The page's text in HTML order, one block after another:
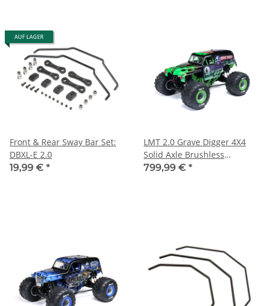
AUF LAGER
Front & Rear Sway Bar Set:
DBXL-E 2.0
19,99 € *
LMT 2.0 Grave Digger 4X4
Solid Axle Brushless
Monster Truck RTR Green -
799,99 € *